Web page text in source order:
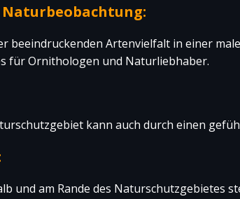
beeindruckenden Artenvielfalt in einer
für Ornithologen und Naturliebhaber.
kann auch durch einen
und am Rande des Naturschutzgebietes